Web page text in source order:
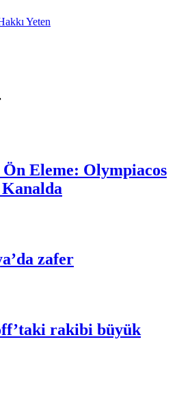
Yeten
Eleme: Olympiacos
zafer
rakibi büyük